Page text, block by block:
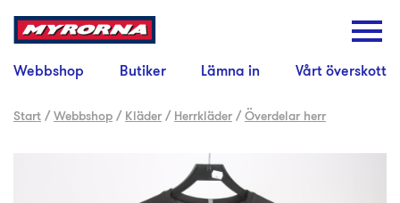
Webbshop Butiker Lämna in Vårt överskott
Start /Webbshop / Kläder / Herrkläder /Överdelar herr